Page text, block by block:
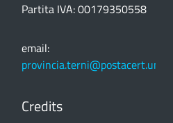
Partita IVA: 00179350558
email:
Credits